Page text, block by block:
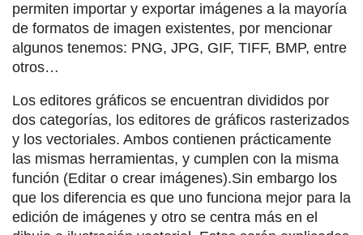
permiten importar y exportar imágenes a la mayoría
de formatos de imagen existentes, por mencionar
algunos tenemos: PNG, JPG, GIF, TIFF, BMP, entre
otros…
Los editores gráficos se encuentran divididos por
dos categorías, los editores de gráficos rasterizados
y los vectoriales. Ambos contienen prácticamente
las mismas herramientas, y cumplen con la misma
función (Editar o crear imágenes).Sin embargo los
que los diferencia es que uno funciona mejor para la
edición de imágenes y otro se centra más en el